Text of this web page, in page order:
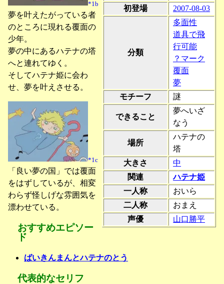
初登場
2007-08-03
分類
多面性
道具で飛
行可能
？マーク
覆面
夢
モチーフ
謎
できること
夢へいざ
なう
場所
ハテナの
塔
大きさ
中
関連
ハテナ姫
一人称
おいら
二人称
おまえ
声優
山口勝平
*1b
夢を叶えたがっている者
のところに現れる覆面の
少年。
夢の中にあるハテナの塔
へと連れてゆく。
そしてハテナ姫に会わ
せ、夢を叶えさせる。
*1c
「良い夢の国」では覆面
をはずしているが、相変
わらず怪しげな雰囲気を
漂わせている。
おすすめエピソー
ド
ばいきんまんとハテナのとう
代表的なセリフ